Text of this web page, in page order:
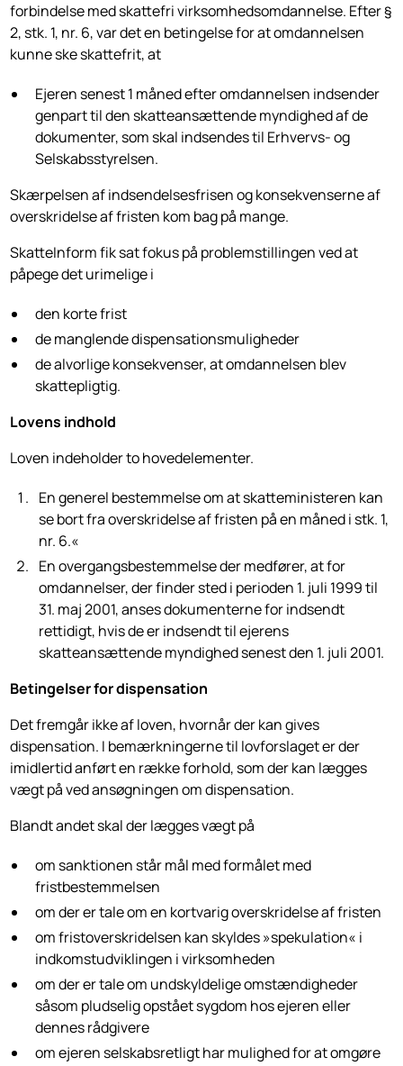
forbindelse med skattefri virksomhedsomdannelse. Efter §
2, stk. 1, nr. 6, var det en betingelse for at omdannelsen
kunne ske skattefrit, at
Ejeren senest 1 måned efter omdannelsen indsender
genpart til den skatteansættende myndighed af de
dokumenter, som skal indsendes til Erhvervs- og
Selskabsstyrelsen.
Skærpelsen af indsendelsesfrisen og konsekvenserne af
overskridelse af fristen kom bag på mange.
SkatteInform fik sat fokus på problemstillingen ved at
påpege det urimelige i
den korte frist
de manglende dispensationsmuligheder
de alvorlige konsekvenser, at omdannelsen blev
skattepligtig.
Lovens indhold
Loven indeholder to hovedelementer.
En generel bestemmelse om at skatteministeren kan
se bort fra overskridelse af fristen på en måned i stk. 1,
nr. 6.«
En overgangsbestemmelse der medfører, at for
omdannelser, der finder sted i perioden 1. juli 1999 til
31. maj 2001, anses dokumenterne for indsendt
rettidigt, hvis de er indsendt til ejerens
skatteansættende myndighed senest den 1. juli 2001.
Betingelser for dispensation
Det fremgår ikke af loven, hvornår der kan gives
dispensation. I bemærk­ningerne til lovforslaget er der
imidlertid anført en række forhold, som der kan lægges
vægt på ved ansøgningen om dispensation.
Blandt andet skal der lægges vægt på
om sanktionen står mål med formålet med
fristbestemmelsen
om der er tale om en kortvarig overskridelse af fristen
om fristoverskridelsen kan skyldes »spekulation« i
indkomstudviklingen i virksomheden
om der er tale om undskyldelige omstændigheder
såsom pludselig opstået sygdom hos ejeren eller
dennes rådgivere
om ejeren selskabsretligt har mulighed for at omgøre